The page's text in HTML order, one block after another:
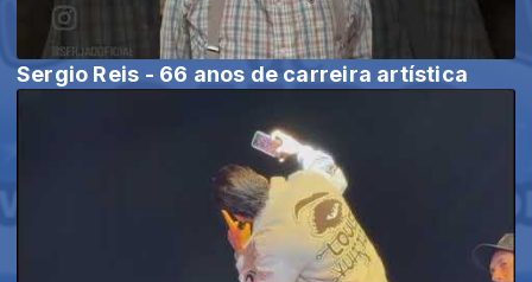
Sergio Reis - 66 anos de carreira artística